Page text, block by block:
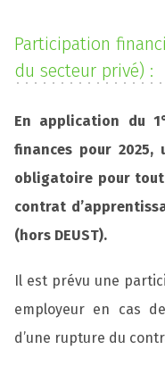
Participation
du secteur privé) :
En application du
finances pour
obligatoire pour
contrat
(hors DEUST).
Il est prévu une
employeur en cas
d’une rupture du